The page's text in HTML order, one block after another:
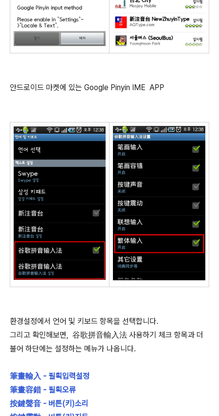
안드로이드 마켓에 있는 Google Pinyin IME APP
환경설정에서 언어 및 키보드 항목을 선택합니다.
그리고 확인해보면, 谷歌拼音輸入法 사용하기 체크 항목과 더
불어 하단에는 설정하는 메뉴가 나옵니다.
筆畫輸入 - 필획입력설정
筆畫容錯 - 필획오류
按鍵聲音 - 버튼(키)소리